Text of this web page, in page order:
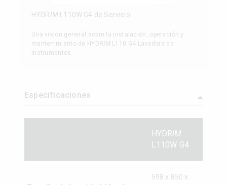
HYDRIM L110W G4 de Servicio
Una visión general sobre la instalación, operación y
mantenimiento de HYDRIML110 G4 Lavadora de
Instrumentos.
Especificaciones
HYDRIM
L110W G4
598 x 850 x